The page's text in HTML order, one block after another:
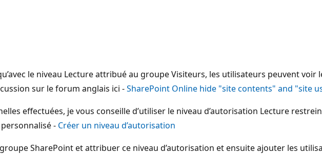
le niveau Lecture attribué au groupe Visiteurs, les utilisateurs peuvent
sur le forum anglais ici -SharePoint Online hide "site contents" and "site
effectuées, je vous conseille d’utiliser le niveau d’autorisation Lecture
- Créer un niveau d’autorisation
SharePoint et attribuer ce niveau d’autorisation et ensuite ajouter les